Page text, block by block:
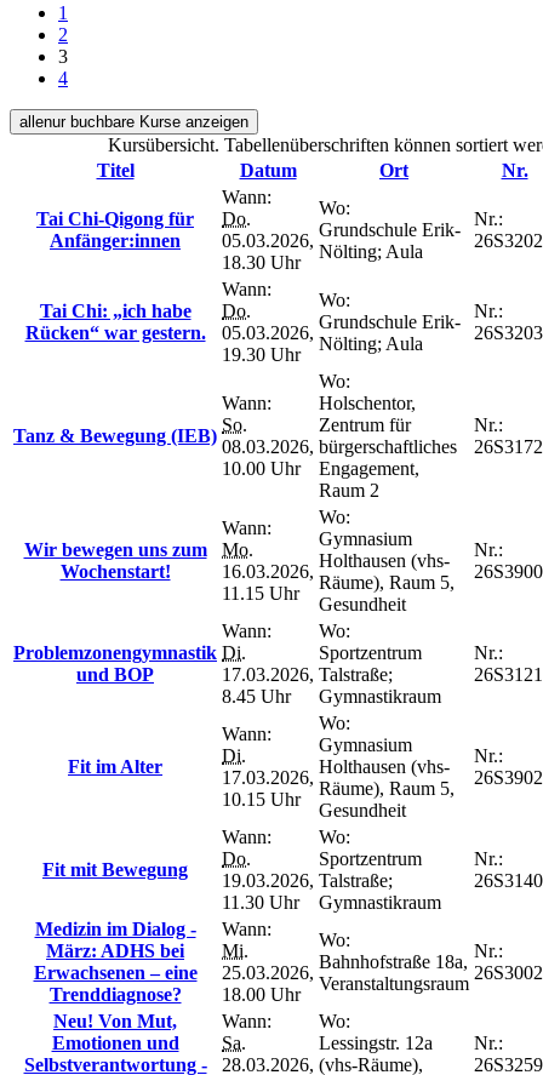
1
2
3
4
allenur buchbare Kurse anzeigen
Kursübersicht. Tabellenüberschriften können sortiert
Titel
Datum Ort Nr.
Tai Chi-Qigong für
Anfänger:innen
Wann:
Do.
05.03.2026,
18.30 Uhr
Wo:
Grundschule Erik-
Nölting; Aula
Nr.:
26S3202
Tai Chi: „ich habe
Rücken“ war gestern.
Wann:
Do.
05.03.2026,
19.30 Uhr
Wo:
Grundschule Erik-
Nölting; Aula
Nr.:
26S3203
Tanz & Bewegung (IEB)
Wann:
So.
08.03.2026,
10.00 Uhr
Wo:
Holschentor,
Zentrum für
bürgerschaftliches
Engagement,
Raum 2
Nr.:
26S3172
Wir bewegen uns zum
Wochenstart!
Wann:
Mo.
16.03.2026,
11.15 Uhr
Wo:
Gymnasium
Holthausen (vhs-
Räume), Raum 5,
Gesundheit
Nr.:
26S3900
Problemzonengymnastik
und BOP
Wann:
Di.
17.03.2026,
8.45 Uhr
Wo:
Sportzentrum
Talstraße;
Gymnastikraum
Nr.:
26S3121
Fit im Alter
Wann:
Di.
17.03.2026,
10.15 Uhr
Wo:
Gymnasium
Holthausen (vhs-
Räume), Raum 5,
Gesundheit
Nr.:
26S3902
Fit mit Bewegung
Wann:
Do.
19.03.2026,
11.30 Uhr
Wo:
Sportzentrum
Talstraße;
Gymnastikraum
Nr.:
26S3140
Medizin im Dialog -
März: ADHS bei
Erwachsenen – eine
Trenddiagnose?
Wann:
Mi.
25.03.2026,
18.00 Uhr
Wo:
Bahnhofstraße 18a,
Veranstaltungsraum
Nr.:
Neu! Von Mut,
Emotionen und
Selbstverantwortung -
Wann:
Sa.
28.03.2026,
Wo:
Lessingstr. 12a
(vhs-Räume),
Nr.: